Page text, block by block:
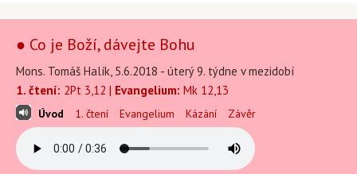
● Co je Boží, dávejte Bohu
Mons. Tomáš Halík, 5.6.2018 - úterý 9. týdne v mezidobí
1. čtení: 2Pt 3,12 | Evangelium: Mk 12,13
Úvod 1. čtení Evangelium Kázání Závěr